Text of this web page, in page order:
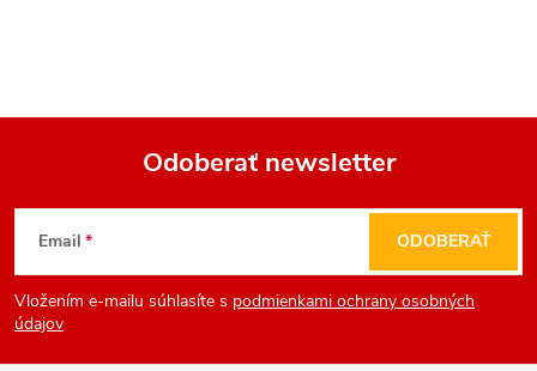
Z
á
p
Odoberať newsletter
Email
Vložením e-mailu súhlasíte s podmienkami ochrany osobných
údajov
ODOBERAŤ